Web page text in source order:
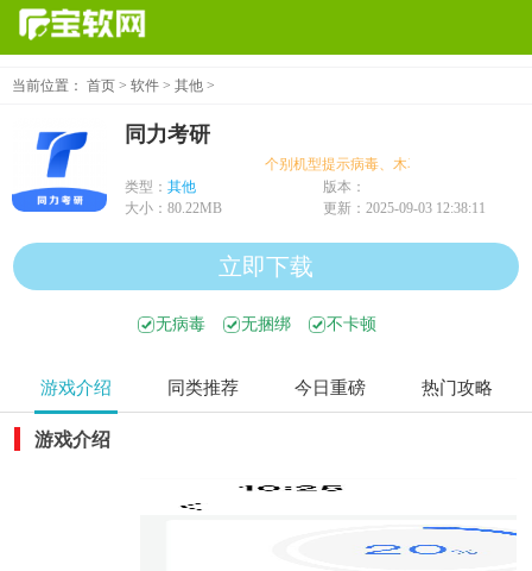
当前位置： 首页 > 软件 > 其他 >
同力考研
个别机型提示病毒、木马、危险，均为误报
类型： 其他
版本：
大小： 80.22MB 更新： 2025-09-03 12:38:11
立即下载
无病毒 无捆绑 不卡顿
游戏介绍 同类推荐 今日重磅 热门攻略
游戏介绍